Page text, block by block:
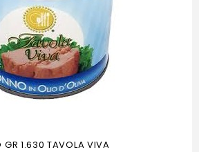
GR 1.630 TAVOLA VIVA